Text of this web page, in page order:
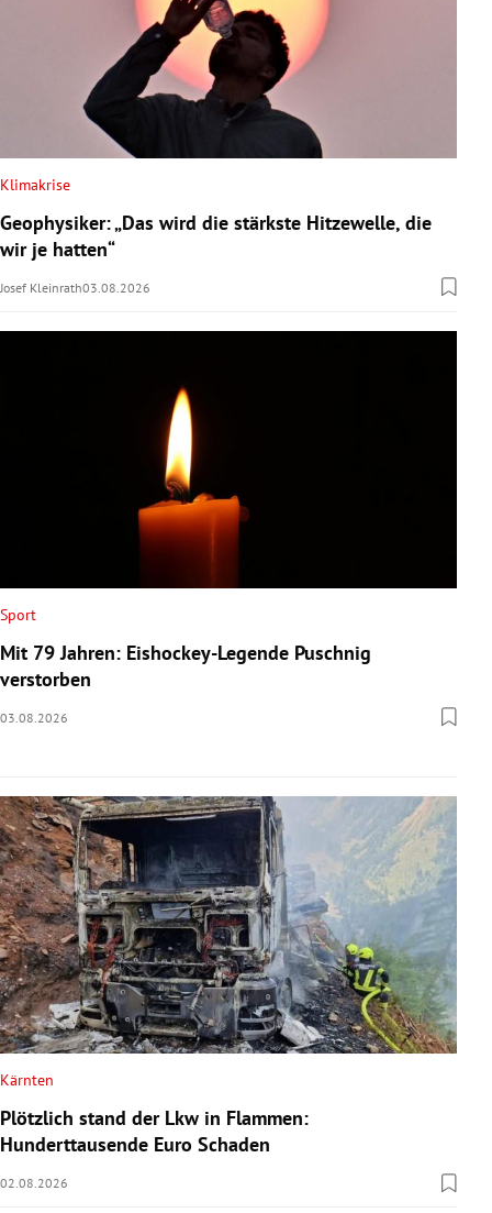
Untermenü
Untermenü
Klimakrise
Geophysiker: „Das wird die stärkste Hitzewelle, die
wir je hatten“
Josef Kleinrath03.08.2026
Sport
Mit 79 Jahren: Eishockey-Legende Puschnig
verstorben
03.08.2026
Kärnten
Plötzlich stand der Lkw in Flammen:
Hunderttausende Euro Schaden
02.08.2026